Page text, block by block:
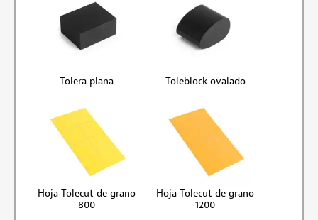
Tolera plana Toleblock ovalado
Hoja Tolecut de grano
800
Hoja Tolecut de grano
1200